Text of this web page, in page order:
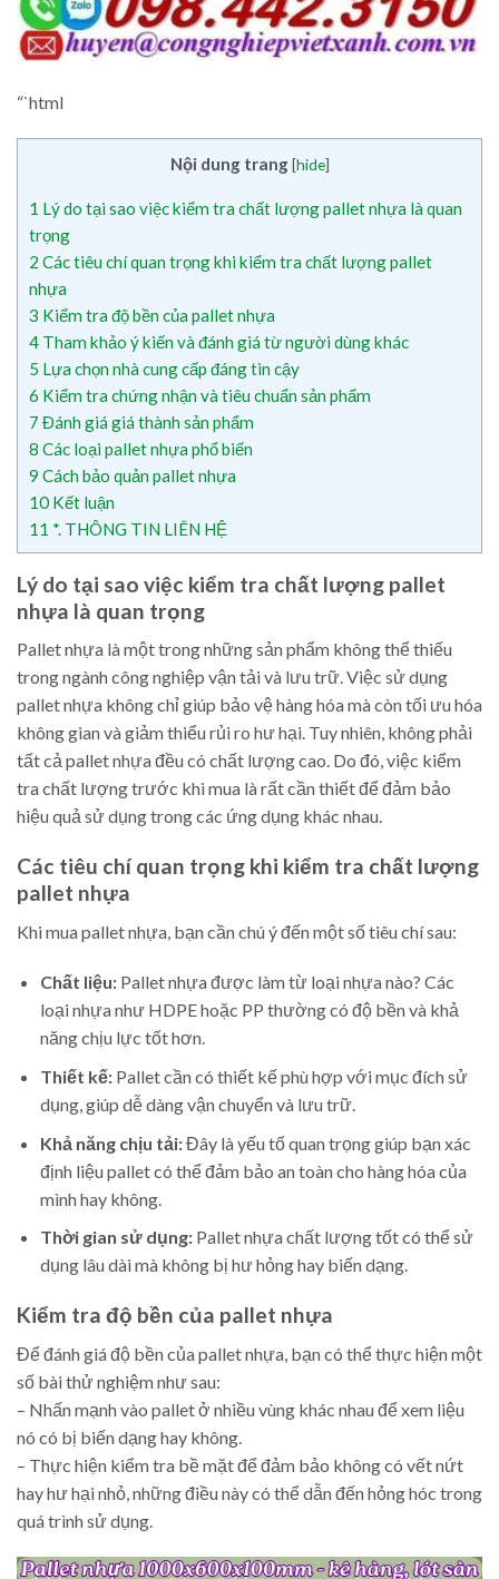
“`html
Nội dung trang [hide]
1 Lý do tại sao việc kiểm tra chất lượng pallet nhựa là quan
trọng
2 Các tiêu chí quan trọng khi kiểm tra chất lượng pallet
nhựa
3 Kiểm tra độ bền của pallet nhựa
4 Tham khảo ý kiến và đánh giá từ người dùng khác
5 Lựa chọn nhà cung cấp đáng tin cậy
6 Kiểm tra chứng nhận và tiêu chuẩn sản phẩm
7 Đánh giá giá thành sản phẩm
8 Các loại pallet nhựa phổ biến
9 Cách bảo quản pallet nhựa
10 Kết luận
11 *. THÔNG TIN LIÊN HỆ
Lý do tại sao việc kiểm tra chất lượng pallet
nhựa là quan trọng
Pallet nhựa là một trong những sản phẩm không thể thiếu
trong ngành công nghiệp vận tải và lưu trữ. Việc sử dụng
pallet nhựa không chỉ giúp bảo vệ hàng hóa mà còn tối ưu hóa
không gian và giảm thiểu rủi ro hư hại. Tuy nhiên, không phải
tất cả pallet nhựa đều có chất lượng cao. Do đó, việc kiểm
tra chất lượng trước khi mua là rất cần thiết để đảm bảo
hiệu quả sử dụng trong các ứng dụng khác nhau.
Các tiêu chí quan trọng khi kiểm tra chất lượng
pallet nhựa
Khi mua pallet nhựa, bạn cần chú ý đến một số tiêu chí sau:
Chất liệu:Pallet nhựa được làm từ loại nhựa nào? Các
loại nhựa như HDPE hoặc PP thường có độ bền và khả
năng chịu lực tốt hơn.
Thiết kế:Pallet cần có thiết kế phù hợp với mục đích sử
dụng, giúp dễ dàng vận chuyển và lưu trữ.
Khả năng chịu tải:Đây là yếu tố quan trọng giúp bạn xác
định liệu pallet có thể đảm bảo an toàn cho hàng hóa của
mình hay không.
Thời gian sử dụng:Pallet nhựa chất lượng tốt có thể sử
dụng lâu dài mà không bị hư hỏng hay biến dạng.
Kiểm tra độ bền của pallet nhựa
Để đánh giá độ bền của pallet nhựa, bạn có thể thực hiện một
số bài thử nghiệm như sau:
– Nhấn mạnh vào pallet ở nhiều vùng khác nhau để xem liệu
nó có bị biến dạng hay không.
– Thực hiện kiểm tra bề mặt để đảm bảo không có vết nứt
hay hư hại nhỏ, những điều này có thể dẫn đến hỏng hóc trong
quá trình sử dụng.